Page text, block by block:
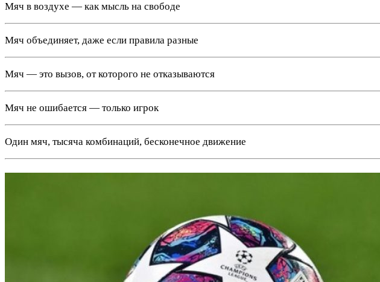
Мяч в воздухе — как мысль на свободе
Мяч объединяет, даже если правила разные
Мяч — это вызов, от которого не отказываются
Мяч не ошибается — только игрок
Один мяч, тысяча комбинаций, бесконечное движение